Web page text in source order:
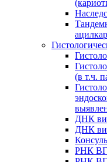
(в т.ч.
ДНК
ДНК
РНК